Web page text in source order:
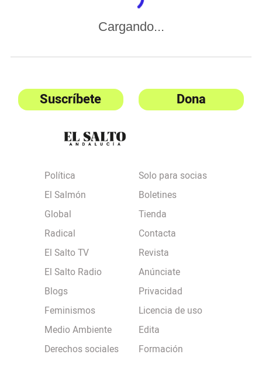
Cargando...
Suscríbete Dona
Política
El Salmón
Global
Radical
El Salto TV
El Salto Radio
Blogs
Feminismos
Medio Ambiente
Derechos sociales
Solo para socias
Boletines
Tienda
Contacta
Revista
Anúnciate
Privacidad
Licencia de uso
Edita
Formación